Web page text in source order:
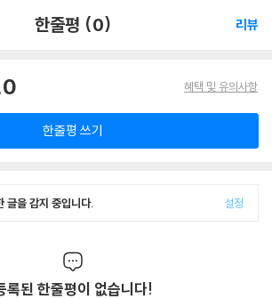
한줄평 (0) 리뷰
혜택 및 유의사항
한줄평 쓰기
글을 감지 중입니다. 설정
록된 한줄평이 없습니다!